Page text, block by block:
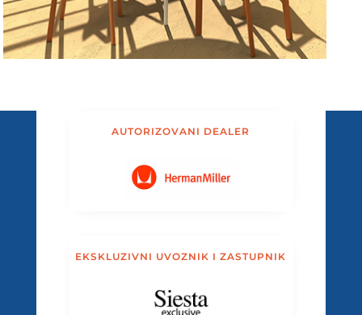
AUTORIZOVANI DEALER
EKSKLUZIVNI UVOZNIK I ZASTUPNIK